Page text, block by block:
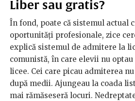
Liber sau gratis?
În fond, poate că sistemul actual
oportunități profesionale, zice
explică sistemul de admitere la
comunistă, în care elevii nu
licee. Cei care picau admiterea
după medii. Ajungeau la coada
mai rămăseseră locuri.